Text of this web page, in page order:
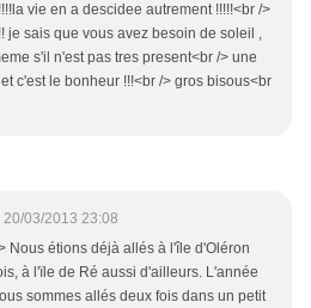
vie en a descidee autrement !!!!!<br />
je sais que vous avez besoin de soleil ,
s'il n'est pas tres present<br /> une
c'est le bonheur !!!<br /> gros bisous<br
20/03/2013 23:08
Nous étions déjà allés à l'île d'Oléron
à l'ïle de Ré aussi d'ailleurs. L'année
sommes allés deux fois dans un petit